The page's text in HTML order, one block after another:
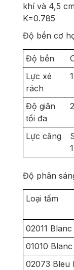
khí và 4,5
K=0.785
Độ bền cơ
Độ bền
Lực xé
rách
Độ giãn
tối đa
Lực căng
Độ phân
Loại tấm
02011
01010
02073 Bleu